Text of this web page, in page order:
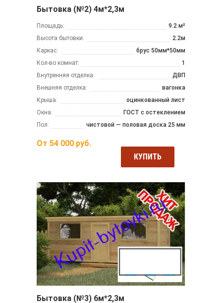
Бытовка (№2) 4м*2,3м
Площадь:
9.2 м²
Высота бытовки:
2.2м
Каркас:
брус 50мм*50мм
Кол-во комнат:
1
Внутренняя отделка:
ДВП
Внешняя отделка:
вагонка
Крыша:
оцинкованный лист
Окна:
ГОСТ с остеклением
Пол:
чистовой — половая доска 25 мм
От 54 000 руб.
КУПИТЬ
Бытовка (№3) 6м*2,3м